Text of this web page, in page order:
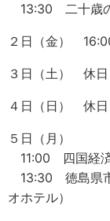
13:30 二十歳の
２日（金）
３日（土） 休日
４日（日） 休日
５日（月）
11:00 四国経
13:30 徳島県市
オホテル）